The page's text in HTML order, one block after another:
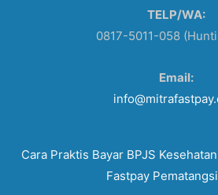
TELP/WA:
0817-5011-058
Email:
Cara Praktis Bayar BPJS
Fastpay